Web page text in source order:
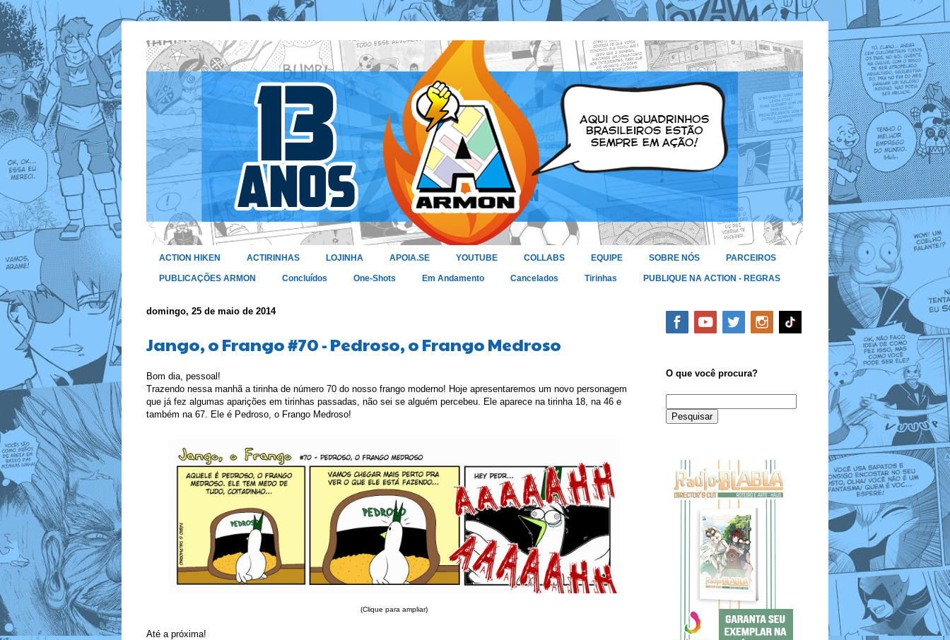
ACTION HIKEN ACTIRINHAS LOJINHA APOIA.SE YOUTUBE COLLABS EQUIPE SOBRE NÓS PARCEIROS
PUBLICAÇÕES ARMON Concluídos One-Shots Em Andamento Cancelados Tirinhas PUBLIQUE NA ACTION - REGRAS
domingo, 25 de maio de 2014
Jango, o Frango #70 - Pedroso, o Frango Medroso
Bom dia, pessoal!
Trazendo nessa manhã a tirinha de número 70 do nosso frango moderno! Hoje apresentaremos um novo personagem
que já fez algumas aparições em tirinhas passadas, não sei se alguém percebeu. Ele aparece na tirinha 18, na 46 e
também na 67. Ele é Pedroso, o Frango Medroso!
(Clique para ampliar)
Até a próxima!
O que você procura?